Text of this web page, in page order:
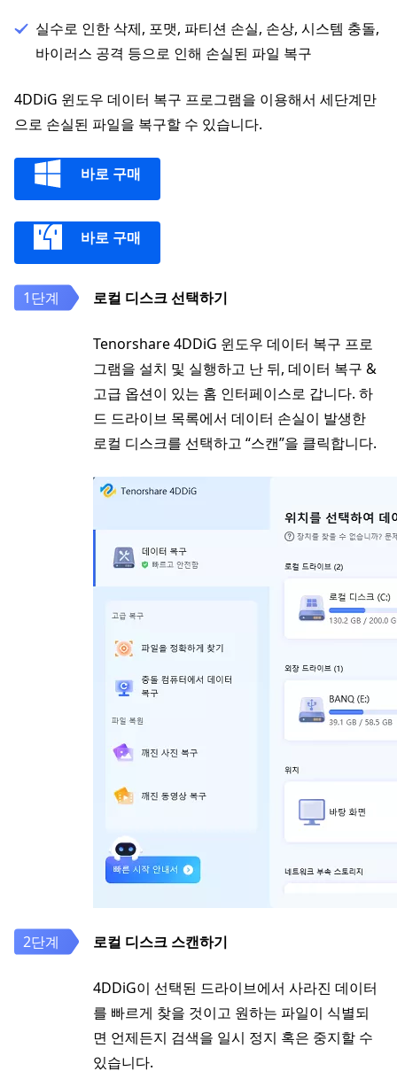
실수로 인한 삭제, 포맷, 파티션 손실, 손상, 시스템 충돌,
바이러스 공격 등으로 인해 손실된 파일 복구
4DDiG 윈도우 데이터 복구 프로그램을 이용해서 세단계만
으로 손실된 파일을 복구할 수 있습니다.
바로 구매
바로 구매
로컬 디스크 선택하기
Tenorshare 4DDiG 윈도우 데이터 복구 프로
그램을 설치 및 실행하고 난 뒤, 데이터 복구 &
고급 옵션이 있는 홈 인터페이스로 갑니다. 하
드 드라이브 목록에서 데이터 손실이 발생한
로컬 디스크를 선택하고 “스캔”을 클릭합니다.
로컬 디스크 스캔하기
4DDiG이 선택된 드라이브에서 사라진 데이터
를 빠르게 찾을 것이고 원하는 파일이 식별되
면 언제든지 검색을 일시 정지 혹은 중지할 수
있습니다.